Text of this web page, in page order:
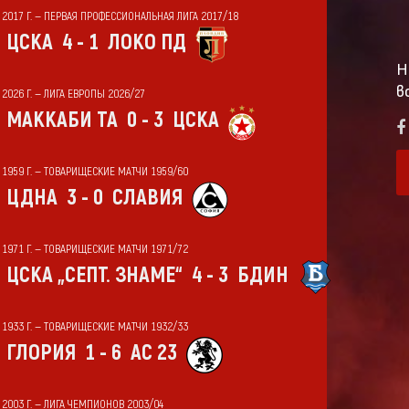
2017 Г. — ПЕРВАЯ ПРОФЕССИОНАЛЬНАЯ ЛИГА 2017/18
ЦСКА 4 - 1 ЛОКО ПД
2026 Г. — ЛИГА ЕВРОПЫ 2026/27
МАККАБИ ТА 0 - 3 ЦСКА
1959 Г. — ТОВАРИЩЕСКИЕ МАТЧИ 1959/60
ЦДНА 3 - 0 СЛАВИЯ
1971 Г. — ТОВАРИЩЕСКИЕ МАТЧИ 1971/72
ЦСКА „СЕПТ. ЗНАМЕ“ 4 - 3 БДИН
1933 Г. — ТОВАРИЩЕСКИЕ МАТЧИ 1932/33
ГЛОРИЯ 1 - 6 АС 23
2003 Г. — ЛИГА ЧЕМПИОНОВ 2003/04